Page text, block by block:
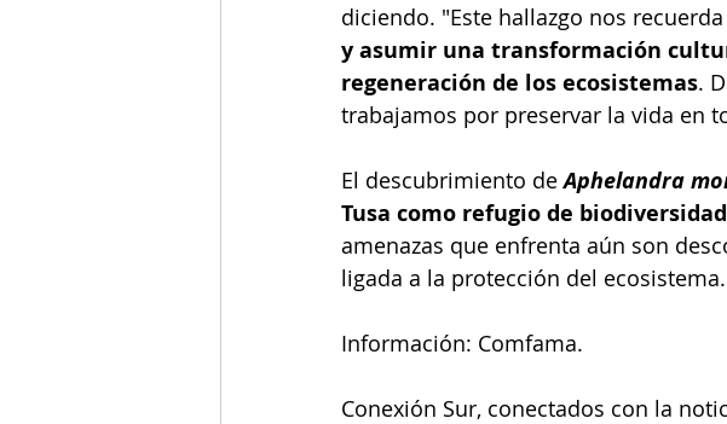
diciendo. "Este hallazgo nos recuerda
y asumir una transformación
regeneración de los ecosistemas.
trabajamos por preservar la vida en
El descubrimiento de Aphelandra
Tusa como refugio de
amenazas que enfrenta aún son
ligada a la protección del ecosistema.
Información: Comfama.
Conexión Sur, conectados con la